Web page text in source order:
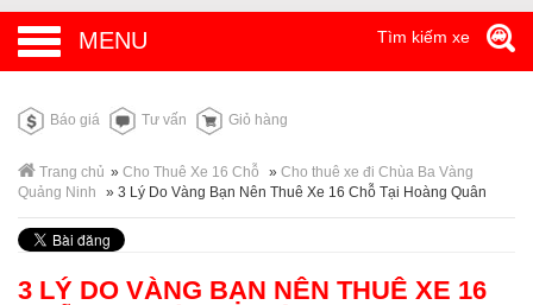
MENU Tìm kiếm xe
Báo giá Tư vấn Giỏ hàng
Trang chủ » Cho Thuê Xe 16 Chỗ » Cho thuê xe đi Chùa Ba Vàng
Quảng Ninh
» 3 Lý Do Vàng Bạn Nên Thuê Xe 16 Chỗ Tại Hoàng Quân
3 LÝ DO VÀNG BẠN NÊN THUÊ XE 16